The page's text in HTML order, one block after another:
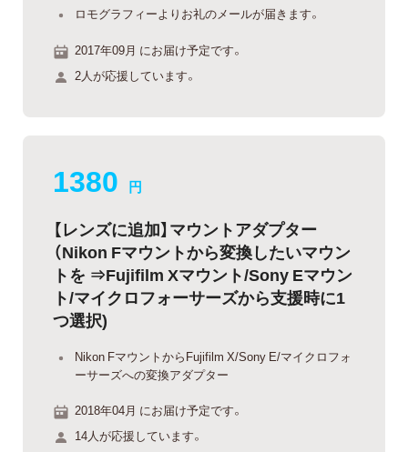
ロモグラフィーよりお礼のメールが届きます。
2017年09月 にお届け予定です。
2人が応援しています。
1380 円
【レンズに追加】マウントアダプター
（Nikon Fマウントから変換したいマウン
トを ⇒Fujifilm Xマウント/Sony Eマウン
ト/マイクロフォーサーズから支援時に1
つ選択)
Nikon FマウントからFujifilm X/Sony E/マイクロフォ
ーサーズへの変換アダプター
2018年04月 にお届け予定です。
14人が応援しています。